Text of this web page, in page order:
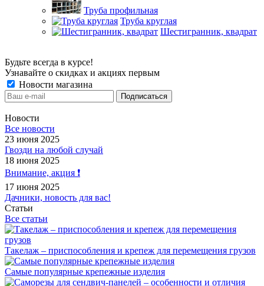
Труба профильная
Труба круглая
Шестигранник, квадрат
Будьте всегда в курсе!
Узнавайте о скидках и акциях первым
Новости магазина
Новости
Все новости
23 июня 2025
Гвозди на любой случай
18 июня 2025
Внимание, акция ❗️
17 июня 2025
Дачники, новость для вас!
Статьи
Все статьи
Такелаж – приспособления и крепеж для перемещения грузов
Самые популярные крепежные изделия